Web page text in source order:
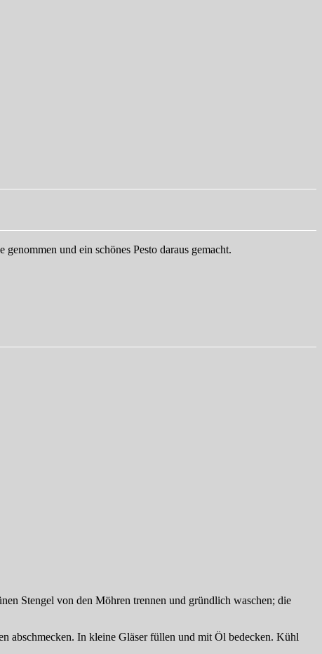
und ein schönes Pesto daraus gemacht.
Stengel von den Möhren trennen und gründlich waschen; die
abschmecken. In kleine Gläser füllen und mit Öl bedecken. Kühl